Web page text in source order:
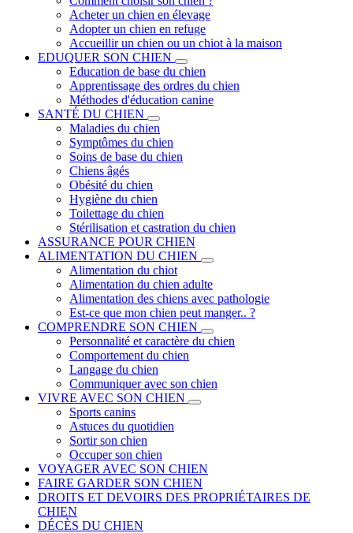
Acheter un chien en élevage
Adopter un chien en refuge
Accueillir un chien ou un chiot à la maison
EDUQUER SON CHIEN
Education de base du chien
Apprentissage des ordres du chien
Méthodes d'éducation canine
SANTÉ DU CHIEN
Maladies du chien
Symptômes du chien
Soins de base du chien
Chiens âgés
Obésité du chien
Hygiène du chien
Toilettage du chien
Stérilisation et castration du chien
ASSURANCE POUR CHIEN
ALIMENTATION DU CHIEN
Alimentation du chiot
Alimentation du chien adulte
Alimentation des chiens avec pathologie
Est-ce que mon chien peut manger.. ?
COMPRENDRE SON CHIEN
Personnalité et caractère du chien
Comportement du chien
Langage du chien
Communiquer avec son chien
VIVRE AVEC SON CHIEN
Sports canins
Astuces du quotidien
Sortir son chien
Occuper son chien
VOYAGER AVEC SON CHIEN
FAIRE GARDER SON CHIEN
DROITS ET DEVOIRS DES PROPRIÉTAIRES DE
CHIEN
DÉCÈS DU CHIEN